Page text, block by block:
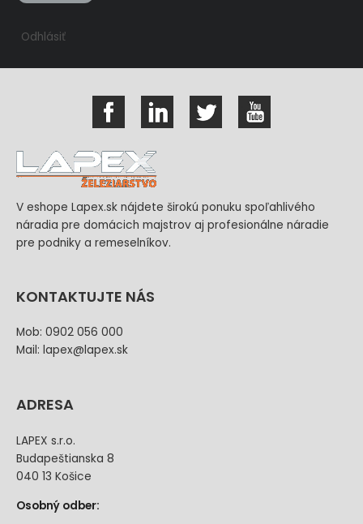
Odhlásiť
V eshope Lapex.sk nájdete širokú ponuku spoľahlivého
náradia pre domácich majstrov aj profesionálne náradie
pre podniky a remeselníkov.
KONTAKTUJTE NÁS
Mob: 0902 056 000
Mail: lapex@lapex.sk
ADRESA
LAPEX s.r.o.
Budapeštianska 8
040 13 Košice
Osobný odber: